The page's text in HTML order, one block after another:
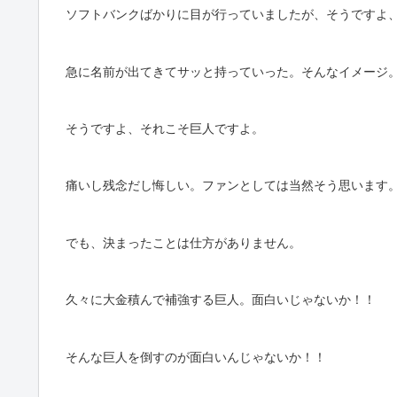
ソフトバンクばかりに目が行っていましたが、そうですよ
急に名前が出てきてサッと持っていった。そんなイメージ。
そうですよ、それこそ巨人ですよ。
痛いし残念だし悔しい。ファンとしては当然そう思います。
でも、決まったことは仕方がありません。
久々に大金積んで補強する巨人。面白いじゃないか！！
そんな巨人を倒すのが面白いんじゃないか！！